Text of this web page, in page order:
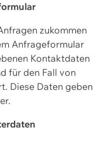
zukommen
Anfrageformular
Kontaktdaten
für den Fall von
Diese Daten geben